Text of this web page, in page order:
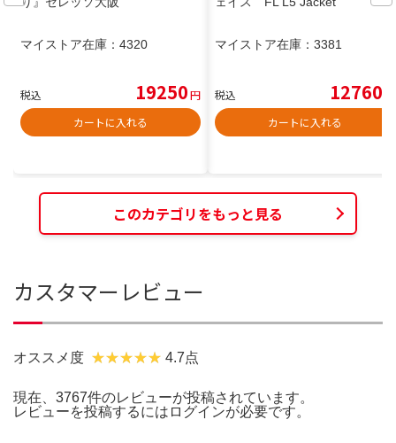
マイストア在庫： 4320
税込 19250円
カートに入れる
マイストア在庫： 3381
税込 12760
カートに入れる
このカテゴリをもっと見る
カスタマーレビュー
オススメ度 4.7点
現在、3767件のレビューが投稿されています。
レビューを投稿するには ログインが必要です。